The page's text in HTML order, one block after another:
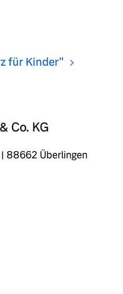
für Kinder"
Co. KG
| 88662 Überlingen